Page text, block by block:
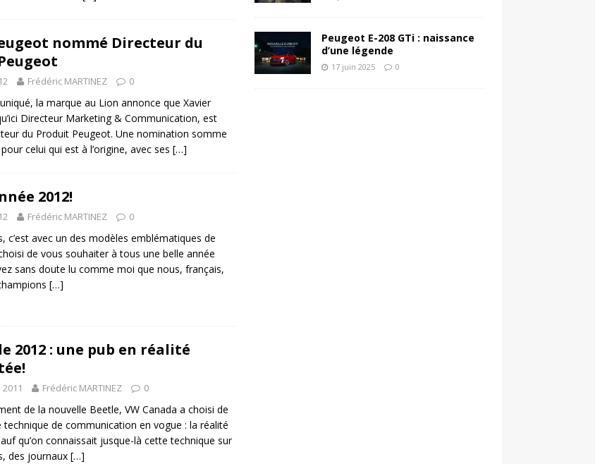
nommé Directeur du
Frédéric MARTINEZ 0
la marque au Lion annonce que Xavier
Directeur Marketing & Communication, est
du Produit Peugeot. Une nomination somme
celui qui est à l’origine, avec ses […]
2012!
Frédéric MARTINEZ 0
c’est avec un des modèles emblématiques de
de vous souhaiter à tous une belle année
sans doute lu comme moi que nous, français,
[…]
2012 : une pub en réalité
Frédéric MARTINEZ 0
de la nouvelle Beetle, VW Canada a choisi de
technique de communication en vogue : la réalité
qu’on connaissait jusque-là cette technique sur
des journaux […]
Peugeot E-208 GTi : naissance
d’une légende
17 juin 2025 0